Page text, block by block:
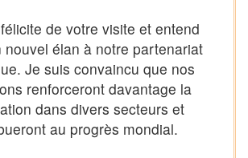
félicite de votre visite et entend
nouvel élan à notre partenariat
Je suis convaincu que nos
renforceront davantage la
dans divers secteurs et
au progrès mondial.